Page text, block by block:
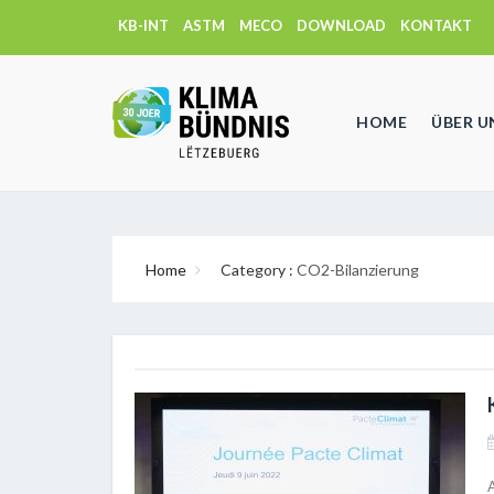
KB-INT ASTM MECO DOWNLOAD KONTAKT
HOME ÜBER
Home Category : CO2-Bilanzierung